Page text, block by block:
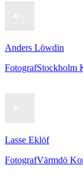
Anders Löwdin
FotografStockholm
Lasse Eklöf
FotografVärmdö